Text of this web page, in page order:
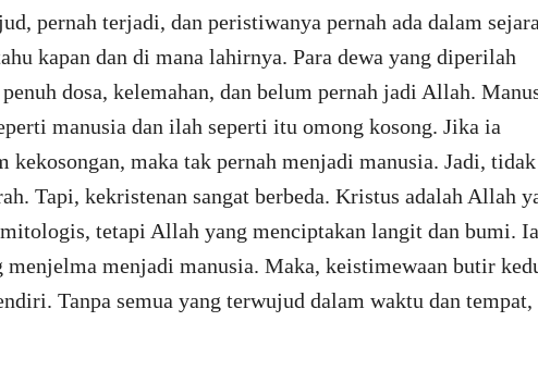
pernah terjadi, dan peristiwanya pernah ada dalam
kapan dan di mana lahirnya. Para dewa yang diperilah
dosa, kelemahan, dan belum pernah jadi Allah.
manusia dan ilah seperti itu omong kosong. Jika ia
maka tak pernah menjadi manusia. Jadi, tidak
Tapi, kekristenan sangat berbeda. Kristus adalah Allah
tetapi Allah yang menciptakan langit dan bumi. Ia
menjadi manusia. Maka, keistimewaan butir
Tanpa semua yang terwujud dalam waktu dan tempat,